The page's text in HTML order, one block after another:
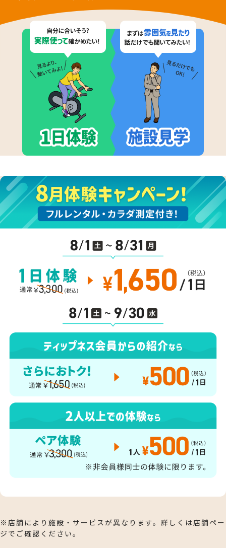
※店舗により施設・サービスが異なります。詳しくは店舗ペー
ジでご確認ください。